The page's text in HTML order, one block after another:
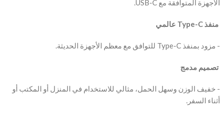
الأجهزة المتوافقة مع USB-C.
‫ منفذ Type-C عالمي
‫- مزود بمنفذ Type-C للتوافق مع معظم الأجهزة الحديثة.
‫ تصميم مدمج
‫- خفيف الوزن وسهل الحمل، مثالي للاستخدام في المنزل أو المكتب أو
أثناء السفر.